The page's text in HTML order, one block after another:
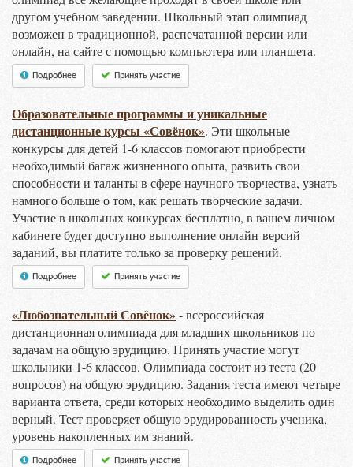
другом учебном заведении. Школьный этап олимпиад
возможен в традиционной, распечатанной версии или
онлайн, на сайте с помощью компьютера или планшета.
Подробнее Принять участие
Образовательные программы и уникальные
дистанционные курсы «Совёнок». Эти школьные
конкурсы для детей 1-6 классов помогают приобрести
необходимый багаж жизненного опыта, развить свои
способности и таланты в сфере научного творчества, узнать
намного больше о том, как решать творческие задачи.
Участие в школьных конкурсах бесплатно, в вашем личном
кабинете будет доступно выполнение онлайн-версий
заданий, вы платите только за проверку решений.
Подробнее Принять участие
«Любознательный Совёнок»- всероссийская
дистанционная олимпиада для младших школьников по
задачам на общую эрудицию. Принять участие могут
школьники 1-6 классов. Олимпиада состоит из теста (20
вопросов) на общую эрудицию. Задания теста имеют четыре
варианта ответа, среди которых необходимо выделить один
верный. Тест проверяет общую эрудированность ученика,
уровень накопленных им знаний.
Подробнее Принять участие